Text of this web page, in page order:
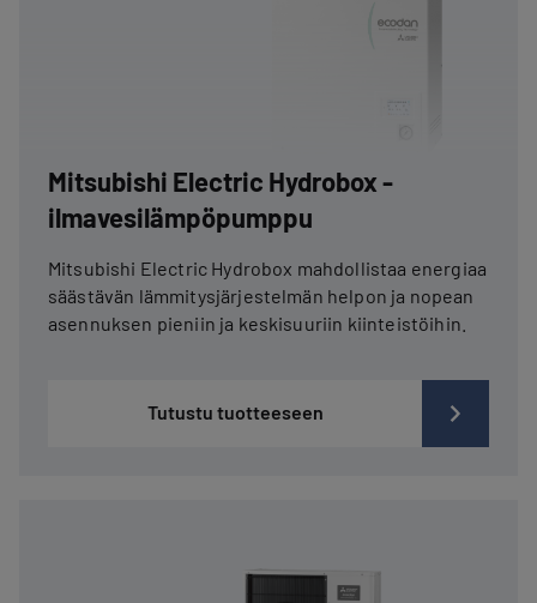
Mitsubishi Electric Hydrobox -
ilmavesilämpöpumppu
Mitsubishi Electric Hydrobox mahdollistaa energiaa
säästävän lämmitysjärjestelmän helpon ja nopean
asennuksen pieniin ja keskisuuriin kiinteistöihin.
Tutustu tuotteeseen